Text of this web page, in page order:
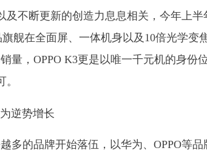
不断更新的创造力息息相关，今年上半
舰在全面屏、一体机身以及10倍光学变
量，OPPO K3更是以唯一千元机的身份
多的品牌开始落伍，以华为、OPPO等